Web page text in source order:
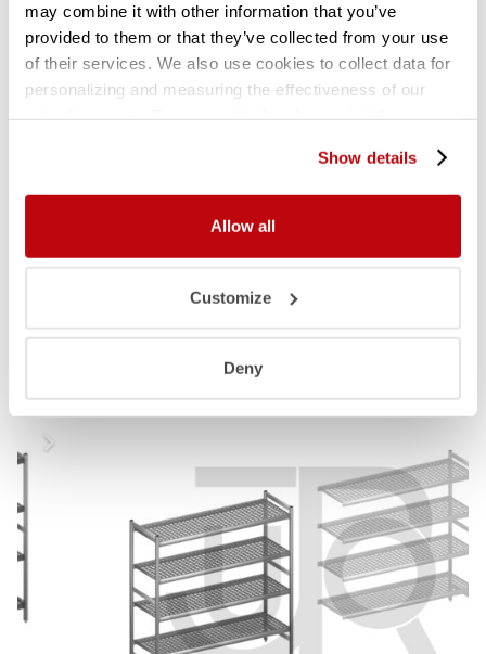
may combine it with other information that you’ve
provided to them or that they’ve collected from your use
of their services. We also use cookies to collect data for
personalizing and measuring the effectiveness of our
Show details
Allow all
Customize
Deny
KUNSTSTOF LEGBORDEN (polymeer)
• Diepte560mm.
• Perforaties: rond, Ø 40 mm.
maten Gastronormbakken in te hangen.